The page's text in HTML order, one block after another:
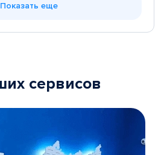
Показать еще
сервисов